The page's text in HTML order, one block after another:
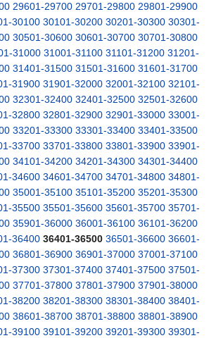
29601-29700 29701-29800 29801-29900
30100 30101-30200 30201-30300 30301-
30501-30600 30601-30700 30701-30800
31000 31001-31100 31101-31200 31201-
31401-31500 31501-31600 31601-31700
31900 31901-32000 32001-32100 32101-
32301-32400 32401-32500 32501-32600
32800 32801-32900 32901-33000 33001-
33201-33300 33301-33400 33401-33500
33700 33701-33800 33801-33900 33901-
34101-34200 34201-34300 34301-34400
34600 34601-34700 34701-34800 34801-
35001-35100 35101-35200 35201-35300
35500 35501-35600 35601-35700 35701-
35901-36000 36001-36100 36101-36200
36400 36401-36500 36501-36600 36601-
36801-36900 36901-37000 37001-37100
37300 37301-37400 37401-37500 37501-
37701-37800 37801-37900 37901-38000
38200 38201-38300 38301-38400 38401-
38601-38700 38701-38800 38801-38900
39100 39101-39200 39201-39300 39301-